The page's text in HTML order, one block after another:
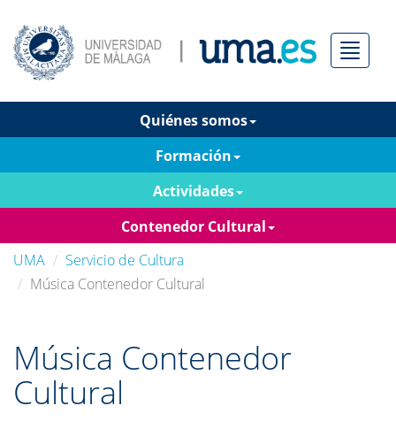
Menú
Quiénes somos
Formación
Actividades
Contenedor Cultural
UMA
Servicio de Cultura
Música Contenedor Cultural
Música Contenedor
Cultural